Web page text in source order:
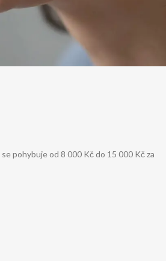
pohybuje od 8 000 Kč do 15 000 Kč za